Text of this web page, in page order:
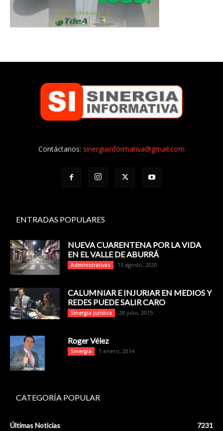
Contáctanos: sinergiainformativa@gmail.com
ENTRADAS POPULARES
NUEVA CUARENTENA POR LA VIDA
EN EL VALLE DE ABURRÁ
Administrativas 13 agosto, 2020
CALUMNIAR E INJURIAR EN MEDIOS Y
REDES PUEDE SALIR CARO
Sinergia Jurídica 28 julio, 2015
Roger Vélez
Sinergia 1 enero, 2014
CATEGORÍA POPULAR
Últimas Noticias 7231